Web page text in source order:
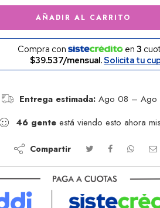
AÑADIR AL CARRITO
Compra con en 3
$39.537/mensual.Solicita tu
Entrega estimada:Ago 08 – Ago
46 genteestá viendo esto ahora
Compartir